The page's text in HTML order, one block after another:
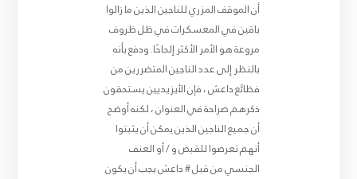
أن الموقف المزري للناجين الذين ما زالوا
باقين في المعسكرات في ظل ظروف
مروعة هو الأمر الأكثر إلحاحًا. ودفع بأنه
بالنظر إلى عدد الناجين المتضررين من
فظائع داعش ، فإن الأيزيديين يستحقون
ذكرهم صراحة في العنوان ، لكنه أوضح
أن جميع الناجين الذين يمكن أن يثبتوا
أنهم تعرضوا للقبض و / أو العنف
الجنسي من قبل # داعش يجب أن يكون